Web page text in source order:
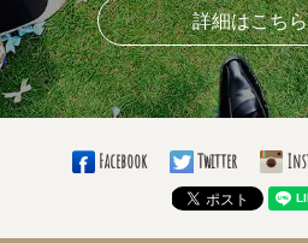
着たいカラードレスの色(5) 好きなド
好きなナプキンの折り方(5) 愛用して
使っている手帳の柄は？(9) 必勝グッ
通勤時間(5) 大きい目標(10) 小さ
いつまでこの仕事する？(14)
詳細はこち
Facebook Twitter